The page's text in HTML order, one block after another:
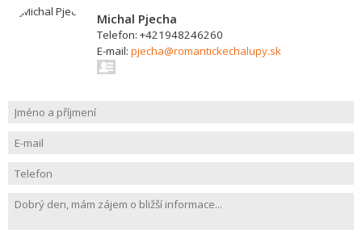
Michal Pjecha
Telefon: +421948246260
E-mail: pjecha@romantickechalupy.sk